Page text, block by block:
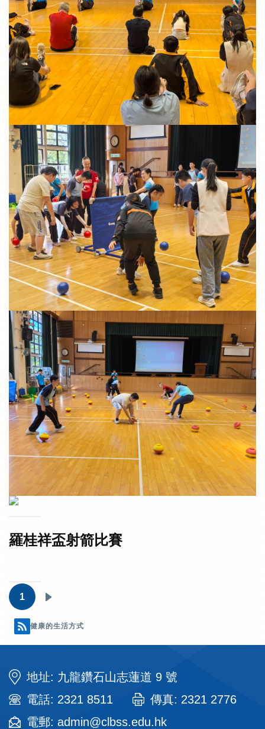
羅桂祥盃射箭比賽
Pagination
1
一
健康的生活方式
地址: 九龍鑽石山志蓮道 9 號
電話: 2321 8511
傳真: 2321 2776
電郵: admin@clbss.edu.hk